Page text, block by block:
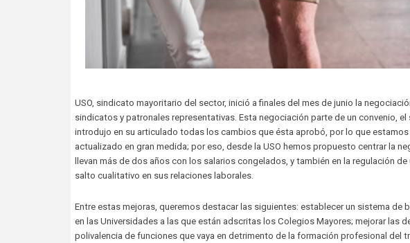
USO, sindicato mayoritario del sector, inició a finales del mes de junio la
sindicatos y patronales representativas. Esta negociación parte de un convenio,
introdujo en su articulado todas los cambios que ésta aprobó, por lo que
actualizado en gran medida; por eso, desde la USO hemos propuesto centrar la
llevan más de dos años con los salarios congelados, y también en la regulación
salto cualitativo en sus relaciones laborales.
Entre estas mejoras, queremos destacar las siguientes: establecer un sistema
en las Universidades a las que están adscritas los Colegios Mayores; mejorar las
polivalencia de funciones que vaya en detrimento de la formación profesional del